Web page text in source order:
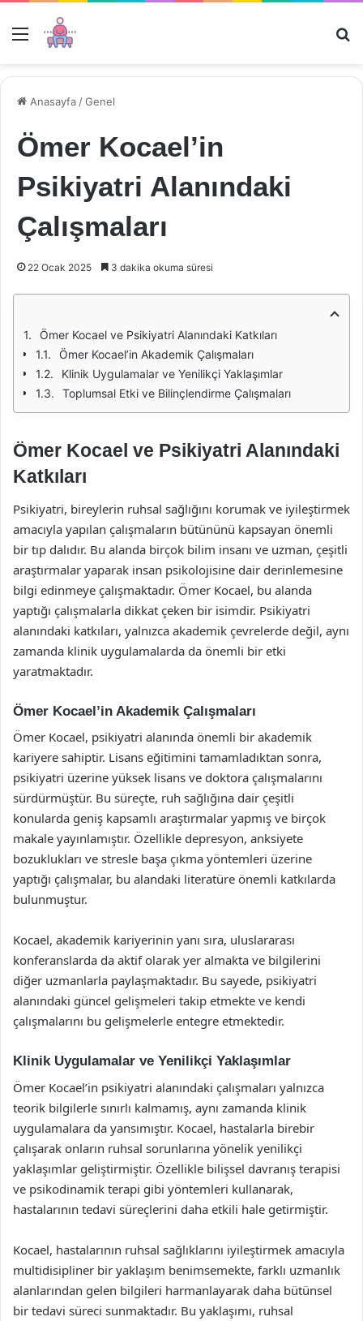
Menü
Anasayfa /Genel
Ömer Kocael’in
Psikiyatri Alanındaki
Çalışmaları
22 Ocak 2025 3 dakika okuma süresi
Ömer Kocael ve Psikiyatri Alanındaki Katkıları
Ömer Kocael’in Akademik Çalışmaları
Klinik Uygulamalar ve Yenilikçi Yaklaşımlar
Toplumsal Etki ve Bilinçlendirme Çalışmaları
Ömer Kocael ve Psikiyatri Alanındaki
Katkıları
Psikiyatri, bireylerin ruhsal sağlığını korumak ve iyileştirmek
amacıyla yapılan çalışmaların bütününü kapsayan önemli
bir tıp dalıdır. Bu alanda birçok bilim insanı ve uzman, çeşitli
araştırmalar yaparak insan psikolojisine dair derinlemesine
bilgi edinmeye çalışmaktadır. Ömer Kocael, bu alanda
yaptığı çalışmalarla dikkat çeken bir isimdir. Psikiyatri
alanındaki katkıları, yalnızca akademik çevrelerde değil, aynı
zamanda klinik uygulamalarda da önemli bir etki
yaratmaktadır.
Ömer Kocael’in Akademik Çalışmaları
Ömer Kocael, psikiyatri alanında önemli bir akademik
kariyere sahiptir. Lisans eğitimini tamamladıktan sonra,
psikiyatri üzerine yüksek lisans ve doktora çalışmalarını
sürdürmüştür. Bu süreçte, ruh sağlığına dair çeşitli
konularda geniş kapsamlı araştırmalar yapmış ve birçok
makale yayınlamıştır. Özellikle depresyon, anksiyete
bozuklukları ve stresle başa çıkma yöntemleri üzerine
yaptığı çalışmalar, bu alandaki literatüre önemli katkılarda
bulunmuştur.
Kocael, akademik kariyerinin yanı sıra, uluslararası
konferanslarda da aktif olarak yer almakta ve bilgilerini
diğer uzmanlarla paylaşmaktadır. Bu sayede, psikiyatri
alanındaki güncel gelişmeleri takip etmekte ve kendi
çalışmalarını bu gelişmelerle entegre etmektedir.
Klinik Uygulamalar ve Yenilikçi Yaklaşımlar
Ömer Kocael’in psikiyatri alanındaki çalışmaları yalnızca
teorik bilgilerle sınırlı kalmamış, aynı zamanda klinik
uygulamalara da yansımıştır. Kocael, hastalarla birebir
çalışarak onların ruhsal sorunlarına yönelik yenilikçi
yaklaşımlar geliştirmiştir. Özellikle bilişsel davranış terapisi
ve psikodinamik terapi gibi yöntemleri kullanarak,
hastalarının tedavi süreçlerini daha etkili hale getirmiştir.
Kocael, hastalarının ruhsal sağlıklarını iyileştirmek amacıyla
multidisipliner bir yaklaşım benimsemekte, farklı uzmanlık
alanlarından gelen bilgileri harmanlayarak daha bütünsel
bir tedavi süreci sunmaktadır. Bu yaklaşımı, ruhsal